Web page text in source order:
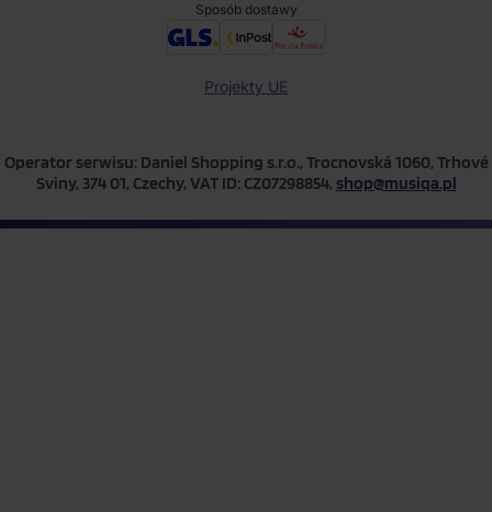
Sposób dostawy
Projekty UE
Operator serwisu: Daniel Shopping s.r.o., Trocnovská 1060, Trhové
Sviny, 374 01, Czechy, VAT ID: CZ07298854, shop@musiqa.pl